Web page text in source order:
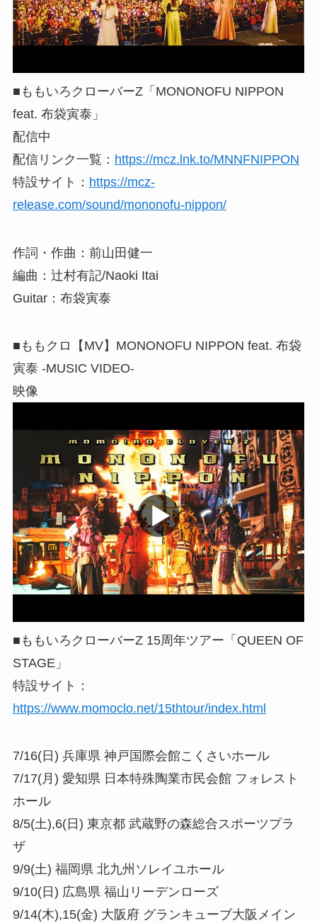
■ももいろクローバーZ「MONONOFU NIPPON
feat. 布袋寅泰」
配信中
配信リンク一覧： https://mcz.lnk.to/MNNFNIPPON
特設サイト： https://mcz-
release.com/sound/mononofu-nippon/
作詞・作曲：前山田健一
編曲：辻村有記/Naoki Itai
Guitar：布袋寅泰
■ももクロ【MV】MONONOFU NIPPON feat. 布袋
寅泰 -MUSIC VIDEO-
映像
■ももいろクローバーZ 15周年ツアー「QUEEN OF
STAGE」
特設サイト：
https://www.momoclo.net/15thtour/index.html
7/16(日) 兵庫県 神戸国際会館こくさいホール
7/17(月) 愛知県 日本特殊陶業市民会館 フォレスト
ホール
8/5(土),6(日) 東京都 武蔵野の森総合スポーツプラ
ザ
9/9(土) 福岡県 北九州ソレイユホール
9/10(日) 広島県 福山リーデンローズ
9/14(木),15(金) 大阪府 グランキューブ大阪メイン